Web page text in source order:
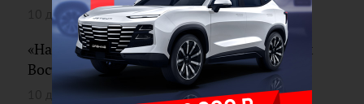
10 декабря 2019
«Научные weekend-Ы» расскажут о грибах
Восточной Сибири 14 декабря
10 декабря 2019 2 отзыва